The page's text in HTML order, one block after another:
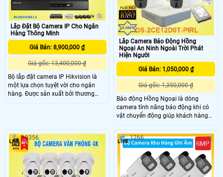
Lắp Đặt Bộ Camera IP Cho Ngân
Hàng Thông Minh
Giá Bán: 8,900,000 ₫
Giá gốc: 13,400,000 ₫
Bộ lắp đặt camera IP Hikvision là
một lựa chọn tuyệt vời cho ngân
hàng. Được sản xuất bởi thương
hiệu Việt chất lượng cao, bộ camera
năng báo động chuyển động hiệu
quả mọi lúc, giúp đảm bảo an ninh
cho ngân hàng
Lắp Camera Báo Động Hồng
Ngoại An Ninh Ngoài Trời Phát
Hiện Người
Giá Bán: 1,050,000 ₫
Giá gốc: 1,350,000 ₫
Báo động Hồng Ngoại là dòng
camera tính năng báo động khi có
vật chuyển động giúp khách hàng
nhằm kịp thời phát hiện các vật xảy
ra tại khu vực mình quan sát ,
camera DS-2CE12D0T-PIRL có độ
phân giải 2.0MP FULL HD chịu mưa
nắng ngoài trời đảm bảo an ninh từ
ngoài vào trong rất phù hợp cho
khách hàng lắp các dòng camera
12356 1266